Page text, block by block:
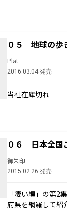
０５ 地球の
Plat
2016.03.04 発売
当社在庫切れ
０６ 日本全国
御朱印
2015.02.26 発売
「凄い編」の第2
府県を網羅して紹